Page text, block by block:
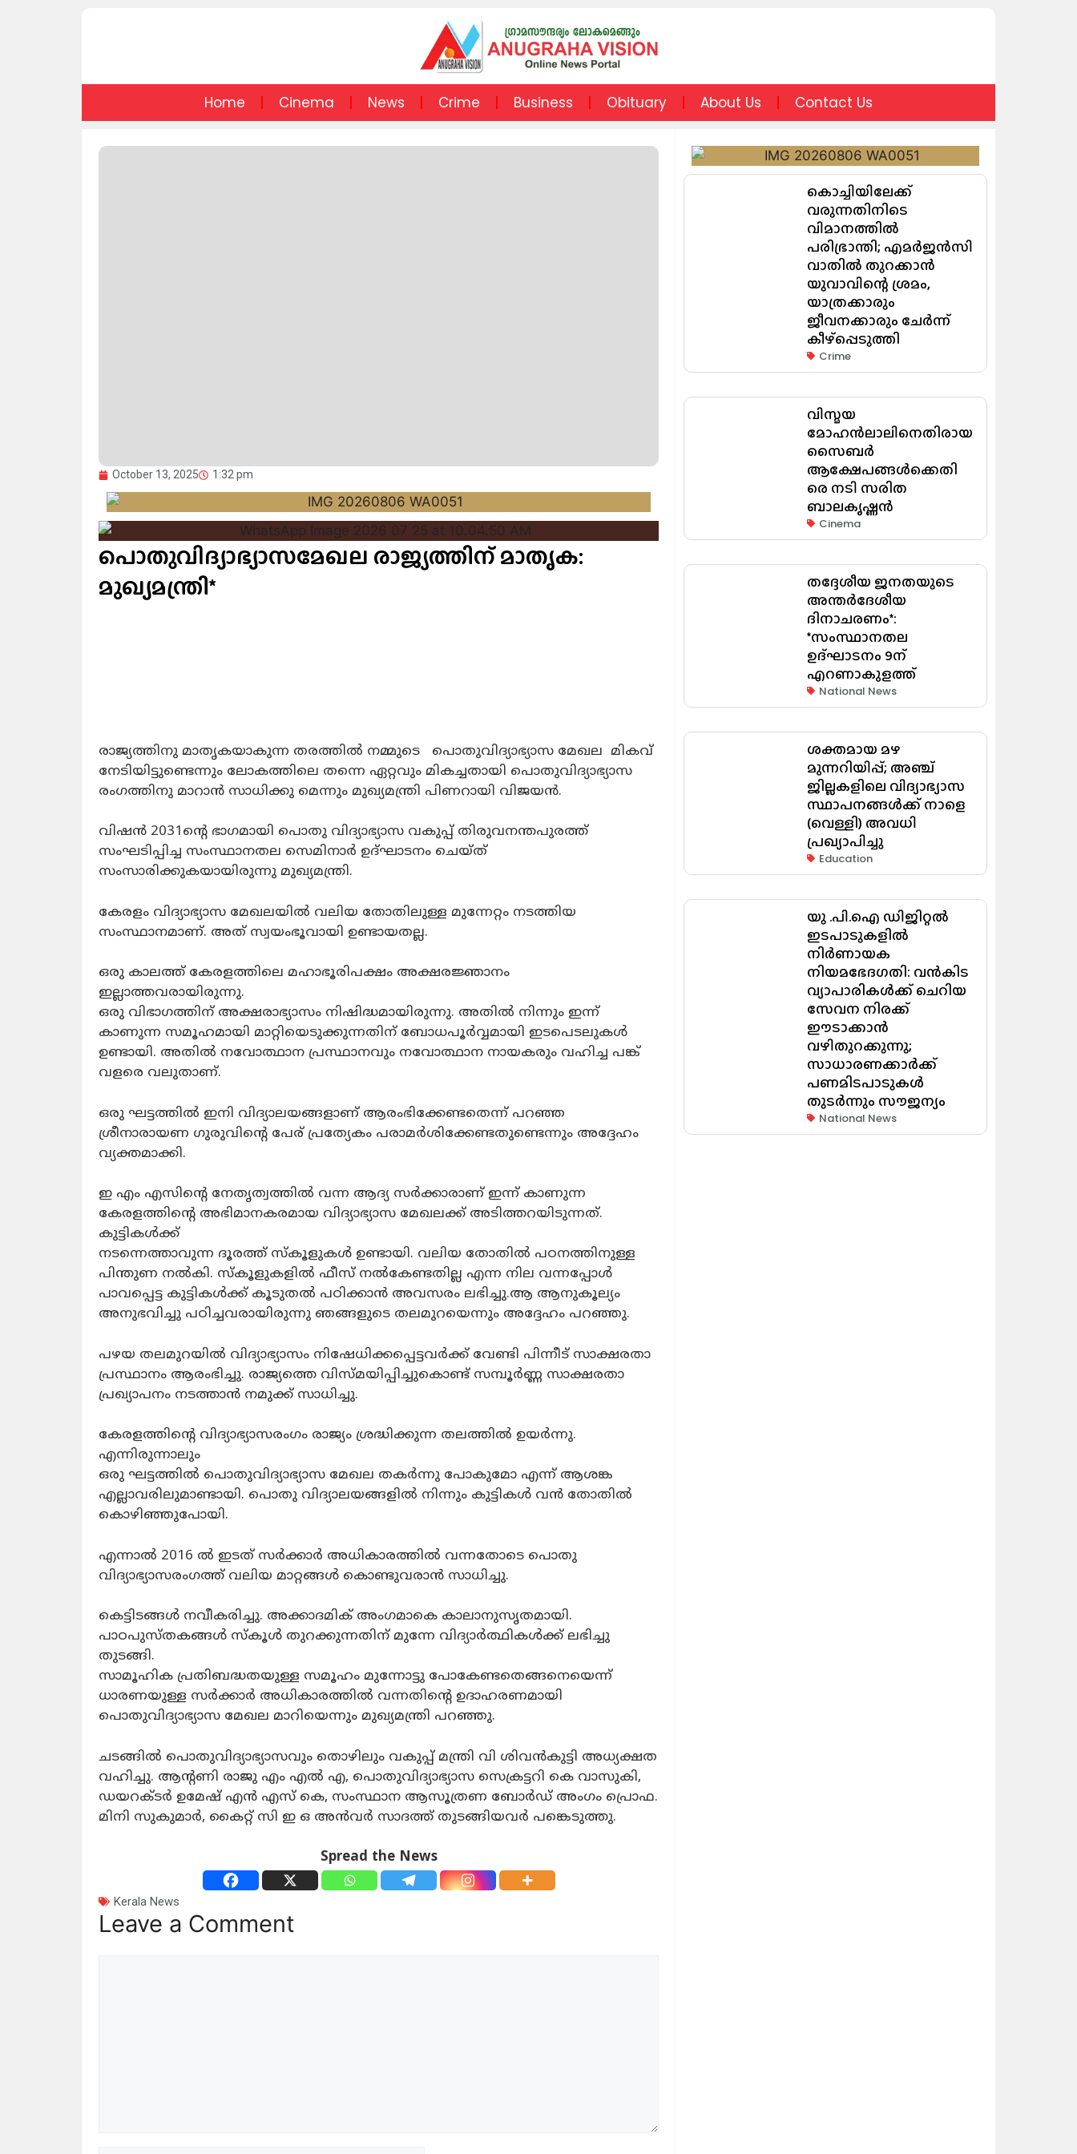
Home Cinema News Crime Business Obituary About Us Contact Us
October 13, 2025 1:32 pm
പൊതുവിദ്യാഭ്യാസമേഖല രാജ്യത്തിന് മാതൃക:
മുഖ്യമന്ത്രി*
രാജ്യത്തിനു മാതൃകയാകുന്ന തരത്തിൽ നമ്മുടെ പൊതുവിദ്യാഭ്യാസ മേഖല മികവ്
നേടിയിട്ടുണ്ടെന്നും ലോകത്തിലെ തന്നെ ഏറ്റവും മികച്ചതായി പൊതുവിദ്യാഭ്യാസ
രംഗത്തിനു മാറാൻ സാധിക്കു മെന്നും മുഖ്യമന്ത്രി പിണറായി വിജയൻ.
വിഷൻ 2031ന്റെ ഭാഗമായി പൊതു വിദ്യാഭ്യാസ വകുപ്പ് തിരുവനന്തപുരത്ത്
സംഘടിപ്പിച്ച സംസ്ഥാനതല സെമിനാർ ഉദ്ഘാടനം ചെയ്ത്
സംസാരിക്കുകയായിരുന്നു മുഖ്യമന്ത്രി.
കേരളം വിദ്യാഭ്യാസ മേഖലയിൽ വലിയ തോതിലുള്ള മുന്നേറ്റം നടത്തിയ
സംസ്ഥാനമാണ്. അത് സ്വയംഭൂവായി ഉണ്ടായതല്ല.
ഒരു കാലത്ത് കേരളത്തിലെ മഹാഭൂരിപക്ഷം അക്ഷരജ്ഞാനം
ഇല്ലാത്തവരായിരുന്നു.
ഒരു വിഭാഗത്തിന് അക്ഷരാഭ്യാസം നിഷിദ്ധമായിരുന്നു. അതിൽ നിന്നും ഇന്ന്
കാണുന്ന സമൂഹമായി മാറ്റിയെടുക്കുന്നതിന് ബോധപൂർവ്വമായി ഇടപെടലുകൾ
ഉണ്ടായി. അതിൽ നവോത്ഥാന പ്രസ്ഥാനവും നവോത്ഥാന നായകരും വഹിച്ച പങ്ക്
വളരെ വലുതാണ്.
ഒരു ഘട്ടത്തിൽ ഇനി വിദ്യാലയങ്ങളാണ് ആരംഭിക്കേണ്ടതെന്ന് പറഞ്ഞ
ശ്രീനാരായണ ഗുരുവിന്റെ പേര് പ്രത്യേകം പരാമർശിക്കേണ്ടതുണ്ടെന്നും അദ്ദേഹം
വ്യക്തമാക്കി.
ഇ എം എസിന്റെ നേതൃത്വത്തിൽ വന്ന ആദ്യ സർക്കാരാണ് ഇന്ന് കാണുന്ന
കേരളത്തിന്റെ അഭിമാനകരമായ വിദ്യാഭ്യാസ മേഖലക്ക് അടിത്തറയിടുന്നത്.
കുട്ടികൾക്ക്
നടന്നെത്താവുന്ന ദൂരത്ത് സ്കൂളുകൾ ഉണ്ടായി. വലിയ തോതിൽ പഠനത്തിനുള്ള
പിന്തുണ നൽകി. സ്കൂളുകളിൽ ഫീസ് നൽകേണ്ടതില്ല എന്ന നില വന്നപ്പോൾ
പാവപ്പെട്ട കുട്ടികൾക്ക് കൂടുതൽ പഠിക്കാൻ അവസരം ലഭിച്ചു.ആ ആനുകൂല്യം
അനുഭവിച്ചു പഠിച്ചവരായിരുന്നു ഞങ്ങളുടെ തലമുറയെന്നും അദ്ദേഹം പറഞ്ഞു.
പഴയ തലമുറയിൽ വിദ്യാഭ്യാസം നിഷേധിക്കപ്പെട്ടവർക്ക് വേണ്ടി പിന്നീട് സാക്ഷരതാ
പ്രസ്ഥാനം ആരംഭിച്ചു. രാജ്യത്തെ വിസ്മയിപ്പിച്ചുകൊണ്ട് സമ്പൂർണ്ണ സാക്ഷരതാ
പ്രഖ്യാപനം നടത്താൻ നമുക്ക് സാധിച്ചു.
കേരളത്തിന്റെ വിദ്യാഭ്യാസരംഗം രാജ്യം ശ്രദ്ധിക്കുന്ന തലത്തിൽ ഉയർന്നു.
എന്നിരുന്നാലും
ഒരു ഘട്ടത്തിൽ പൊതുവിദ്യാഭ്യാസ മേഖല തകർന്നു പോകുമോ എന്ന് ആശങ്ക
എല്ലാവരിലുമാണ്ടായി. പൊതു വിദ്യാലയങ്ങളിൽ നിന്നും കുട്ടികൾ വൻ തോതിൽ
കൊഴിഞ്ഞുപോയി.
എന്നാൽ 2016 ൽ ഇടത് സർക്കാർ അധികാരത്തിൽ വന്നതോടെ പൊതു
വിദ്യാഭ്യാസരംഗത്ത് വലിയ മാറ്റങ്ങൾ കൊണ്ടുവരാൻ സാധിച്ചു.
കെട്ടിടങ്ങൾ നവീകരിച്ചു. അക്കാദമിക് അംഗമാകെ കാലാനുസൃതമായി.
പാഠപുസ്തകങ്ങൾ സ്കൂൾ തുറക്കുന്നതിന് മുന്നേ വിദ്യാർത്ഥികൾക്ക് ലഭിച്ചു
തുടങ്ങി.
സാമൂഹിക പ്രതിബദ്ധതയുള്ള സമൂഹം മുന്നോട്ടു പോകേണ്ടതെങ്ങനെയെന്ന്
ധാരണയുള്ള സർക്കാർ അധികാരത്തിൽ വന്നതിന്റെ ഉദാഹരണമായി
പൊതുവിദ്യാഭ്യാസ മേഖല മാറിയെന്നും മുഖ്യമന്ത്രി പറഞ്ഞു.
ചടങ്ങിൽ പൊതുവിദ്യാഭ്യാസവും തൊഴിലും വകുപ്പ് മന്ത്രി വി ശിവൻകുട്ടി അധ്യക്ഷത
വഹിച്ചു. ആന്റണി രാജു എം എൽ എ, പൊതുവിദ്യാഭ്യാസ സെക്രട്ടറി കെ വാസുകി,
ഡയറക്ടർ ഉമേഷ്‌ എൻ എസ് കെ, സംസ്ഥാന ആസൂത്രണ ബോർഡ് അംഗം പ്രൊഫ.
മിനി സുകുമാർ, കൈറ്റ് സി ഇ ഒ അൻവർ സാദത്ത് തുടങ്ങിയവർ പങ്കെടുത്തു.
Spread the News
Kerala News
Leave a Comment
കൊച്ചിയിലേക്ക്
വരുന്നതിനിടെ
വിമാനത്തിൽ
പരിഭ്രാന്തി; എമർജൻസി
വാതിൽ തുറക്കാൻ
യുവാവിന്റെ ശ്രമം,
യാത്രക്കാരും
ജീവനക്കാരും ചേർന്ന്
കീഴ്പ്പെടുത്തി
Crime
വിസ്മയ
മോഹൻലാലിനെതിരായ
സൈബർ
ആക്ഷേപങ്ങൾക്കെതി
രെ നടി സരിത
ബാലകൃഷ്ണൻ
Cinema
തദ്ദേശീയ ജനതയുടെ
അന്തർദേശീയ
ദിനാചരണം*:
*സംസ്ഥാനതല
ഉദ്ഘാടനം 9ന്
എറണാകുളത്ത്
National News
ശക്തമായ മഴ
മുന്നറിയിപ്പ്; അഞ്ച്
ജില്ലകളിലെ വിദ്യാഭ്യാസ
സ്ഥാപനങ്ങൾക്ക് നാളെ
(വെള്ളി) അവധി
പ്രഖ്യാപിച്ചു
Education
യു .പി.ഐ ഡിജിറ്റൽ
ഇടപാടുകളിൽ
നിർണായക
നിയമഭേദഗതി: വൻകിട
വ്യാപാരികൾക്ക് ചെറിയ
സേവന നിരക്ക്
ഈടാക്കാൻ
വഴിതുറക്കുന്നു;
സാധാരണക്കാർക്ക്
പണമിടപാടുകൾ
തുടർന്നും സൗജന്യം
National News